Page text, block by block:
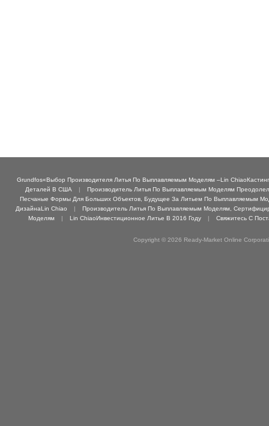
Grundfos«Выбор Производителя Литья По Выплавляемым Моделям –Lin
Деталей В США
|
Производитель Литья По Выплавляемым Моделям
Песчаные Формы Для Больших Объектов, Будущее За Литьем По Выплавляемым
ДизайнаLin Chiao
|
Производитель Литья По Выплавляемым Моделям,
Моделям
| Lin ChiaoИнвестиционное Литье В 2016 Году | Свяжитесь С
Copyright © 2026 Ready-Market Online